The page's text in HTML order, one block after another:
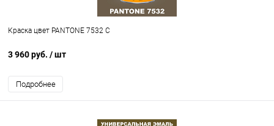
Краска цвет PANTONE 7532 C
3 960 руб. / шт
Подробнее